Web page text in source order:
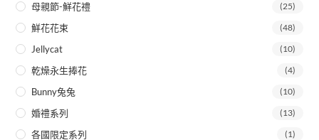
母親節-鮮花禮 (25)
鮮花花束 (48)
Jellycat (10)
乾燥永生捧花 (4)
Bunny兔兔 (10)
婚禮系列 (13)
各國限定系列 (1)